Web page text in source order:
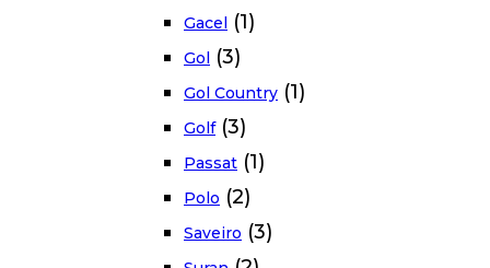
Gacel (1)
Gol (3)
Gol Country (1)
Golf (3)
Passat (1)
Polo (2)
Saveiro (3)